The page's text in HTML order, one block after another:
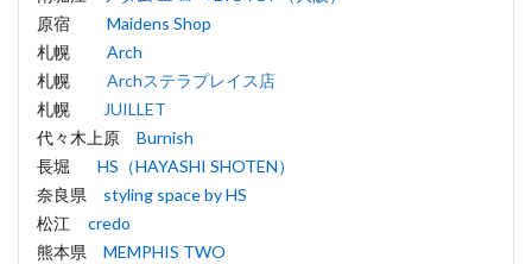
原宿 Maidens Shop
札幌 Arch
札幌 Archステラプレイス店
札幌
JUILLET
代々木上原 Burnish
長堀 HS（HAYASHI SHOTEN）
奈良県 styling space by HS
松江 credo
熊本県 MEMPHIS TWO